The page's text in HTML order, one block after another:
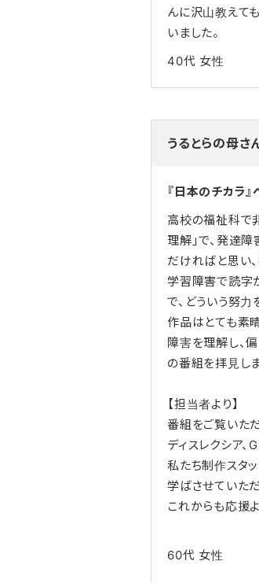
んに沢山教えて
いました。
40代 女性
うるとらの母さ
『日本のチカラ
高校の福祉科で
理解」で、発達
だければと思い
学習障害で読字
で、どういう努力
作品はとても素
障害を理解し、
の番組を拝見し
【担当者より】
番組をご覧いただ
ディスレクシア
私たち制作スタッ
学ばさせていた
これからも応援
60代 女性